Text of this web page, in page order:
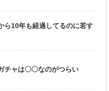
ら10年も経過してるのに若す
チャは〇〇なのがつらい